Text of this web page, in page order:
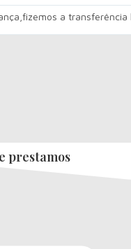
a transferência
prestamos